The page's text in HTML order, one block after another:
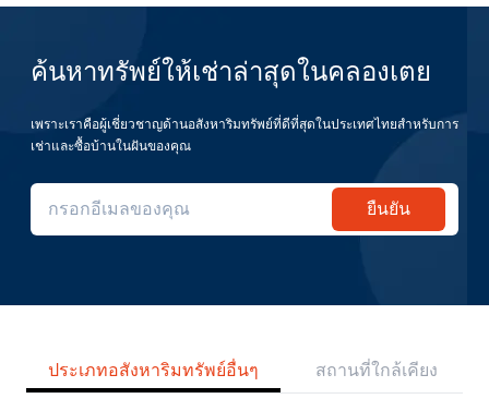
ค้นหาทรัพย์ให้เช่าล่าสุดในคลองเตย
เพราะเราคือผู้เชี่ยวชาญด้านอสังหาริมทรัพย์ที่ดีที่สุดในประเทศไทยสำหรับการ
เช่าและซื้อบ้านในฝันของคุณ
ยืนยัน
ประเภทอสังหาริมทรัพย์อื่นๆ สถานที่ใกล้เคียง